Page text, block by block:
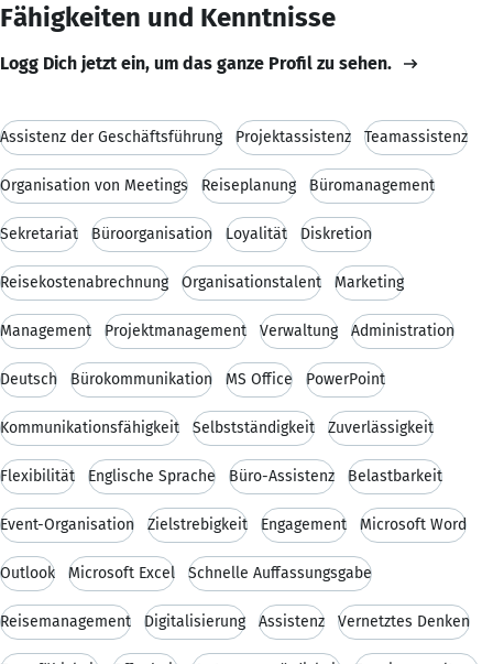
Fähigkeiten und Kenntnisse
Logg Dich jetzt ein, um das ganze Profil zu sehen.
Assistenz der Geschäftsführung Projektassistenz Teamassistenz
Organisation von Meetings Reiseplanung Büromanagement
Sekretariat Büroorganisation Loyalität Diskretion
Reisekostenabrechnung Organisationstalent Marketing
Management Projektmanagement Verwaltung Administration
Deutsch Bürokommunikation MS Office PowerPoint
Kommunikationsfähigkeit Selbstständigkeit Zuverlässigkeit
Flexibilität Englische Sprache Büro-Assistenz Belastbarkeit
Event-Organisation Zielstrebigkeit Engagement Microsoft Word
Outlook Microsoft Excel Schnelle Auffassungsgabe
Reisemanagement Digitalisierung Assistenz Vernetztes Denken